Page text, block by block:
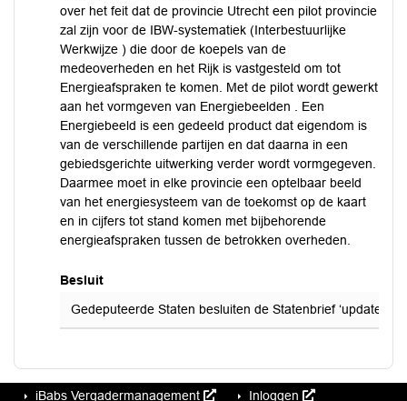
over het feit dat de provincie Utrecht een pilot provincie
zal zijn voor de IBW-systematiek (Interbestuurlijke
Werkwijze ) die door de koepels van de
medeoverheden en het Rijk is vastgesteld om tot
Energieafspraken te komen. Met de pilot wordt gewerkt
aan het vormgeven van Energiebeelden . Een
Energiebeeld is een gedeeld product dat eigendom is
van de verschillende partijen en dat daarna in een
gebiedsgerichte uitwerking verder wordt vormgegeven.
Daarmee moet in elke provincie een optelbaar beeld
van het energiesysteem van de toekomst op de kaart
en in cijfers tot stand komen met bijbehorende
energieafspraken tussen de betrokken overheden.
Besluit
Gedeputeerde Staten besluiten de Statenbrief ‘update
iBabs Vergadermanagement Inloggen